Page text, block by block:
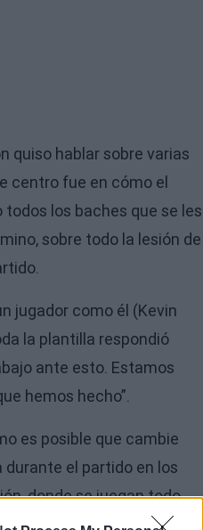
quiso hablar sobre varias
centro fue en cómo el
los baches que se les
sobre todo la lesión de
jugador como él (Kevin
la plantilla respondió
ante esto. Estamos
hemos hecho”.
es posible que cambie
el partido en los
donde se juegan todo.